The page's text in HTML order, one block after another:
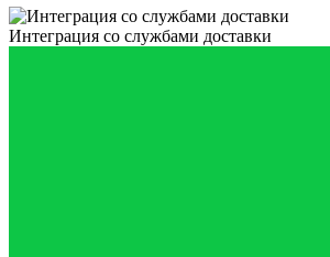
Интеграция со службами доставки